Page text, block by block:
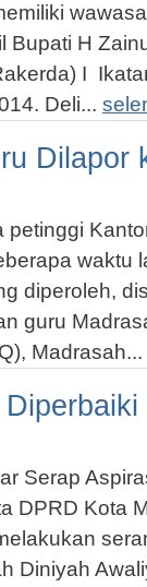
Bupati H
I
Deli...
Dilapor
waktu
diperoleh,
guru
Madrasah...
Serap
DPRD Kota
Diniyah